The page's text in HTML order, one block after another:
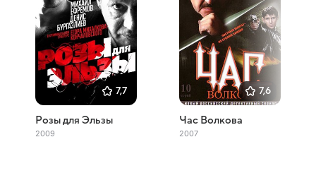
7,7
Розы для Эльзы
2009
7,6
Час Волкова
2007